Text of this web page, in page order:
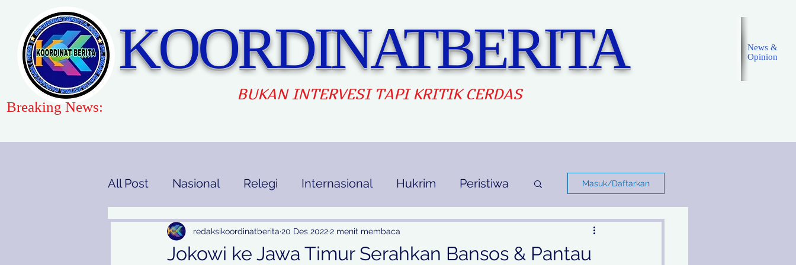
KOORDINATBERITA
BUKAN INTERVESI TAPI KRITIK CERDAS
News &
Opinion
Breaking News:
All Post Nasional Relegi Internasional Hukrim Peristiwa
Gaya Hidup Pendidikan Ekbis Opini
Masuk/Daftarkan
Jokowi ke Jawa Timur Serahkan Bansos & Pantau
redaksikoordinatberita 20 Des 20222 menit membaca